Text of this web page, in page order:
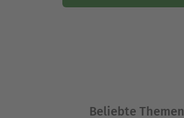
Beliebte Themen